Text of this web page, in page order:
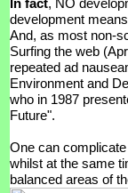
In fact, NO
development
And, as most non-
Surfing the web
repeated ad
Environment and
who in 1987
Future".
One can
whilst at the same
balanced areas of